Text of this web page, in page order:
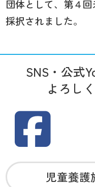
団体として、第４
採択されました。
SNS・公式
よろし
児童養護